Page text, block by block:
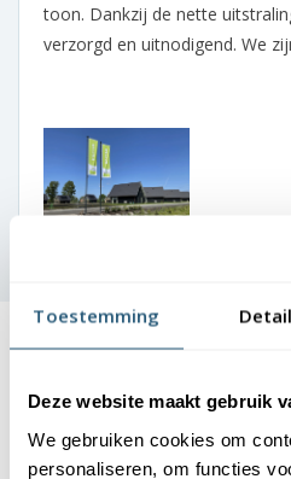
Toestemming
Deze website maakt gebruik
We gebruiken cookies om
personaliseren, om functies
toon. Dankzij de nette
verzorgd en uitnodigend. We
boven de €
Levering en plaatsingdoor heel